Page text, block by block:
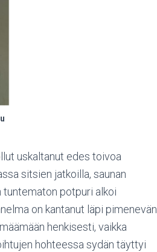
uskaltanut edes toivoa
sitsien jatkoilla, saunan
tuntematon potpuri alkoi
on kantanut läpi pimenevän
henkisesti, vaikka
hohteessa sydän täyttyi